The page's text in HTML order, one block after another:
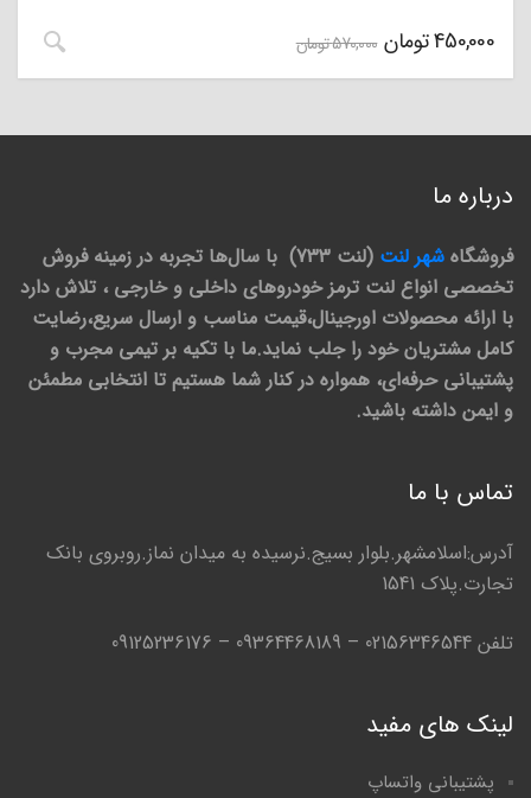
450,000تومان 570,000تومان
درباره ما
فروشگاه شهر لنت
(لنت 733) با سال‌ها تجربه در زمینه فروش
تخصصی انواع لنت ترمز خودروهای داخلی و خارجی ، تلاش دارد
با ارائه محصولات اورجینال،قیمت مناسب و ارسال سریع،رضایت
کامل مشتریان خود را جلب نماید.ما با تکیه بر تیمی مجرب و
پشتیبانی حرفه‌ای، همواره در کنار شما هستیم تا انتخابی مطمئن
و ایمن داشته باشید.
تماس با ما
آدرس:اسلامشهر.بلوار بسیج.نرسیده به میدان نماز.روبروی بانک
تجارت.پلاک 1541
تلفن 02156346544 – 09364468189 – 09125236176
لینک های مفید
پشتیبانی واتساپ